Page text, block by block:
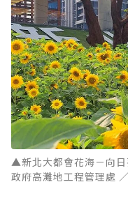
▲新北大都會花海－向
政府高灘地工程管理處